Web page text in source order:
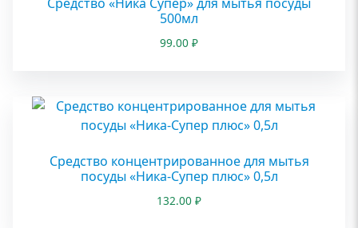
500мл
99.00 ₽
Средство концентрированное для мытья
посуды «Ника-Супер плюс» 0,5л
132.00 ₽